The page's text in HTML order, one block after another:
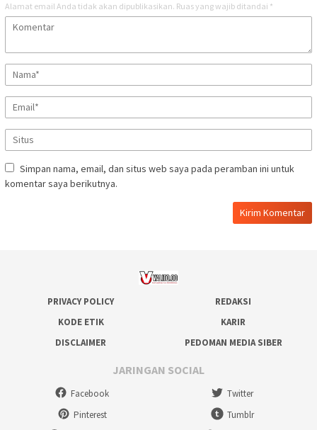
Alamat email Anda tidak akan dipublikasikan. Ruas yang wajib ditandai *
Simpan nama, email, dan situs web saya pada peramban ini untuk
komentar saya berikutnya.
PRIVACY POLICY
REDAKSI
KODE ETIK
KARIR
DISCLAIMER
PEDOMAN MEDIA SIBER
JARINGAN SOCIAL
Facebook
Twitter
Pinterest
Tumblr